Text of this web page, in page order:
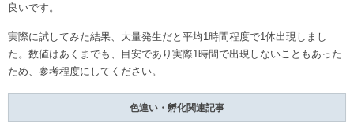
良いです。
実際に試してみた結果、大量発生だと平均1時間程度で1体出現しまし
た。数値はあくまでも、目安であり実際1時間で出現しないこともあった
ため、参考程度にしてください。
色違い・孵化関連記事